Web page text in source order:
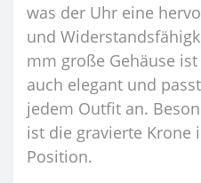
was der Uhr eine
und
mm große Gehäuse
auch elegant und
jedem Outfit an.
ist die gravierte Krone
Position.